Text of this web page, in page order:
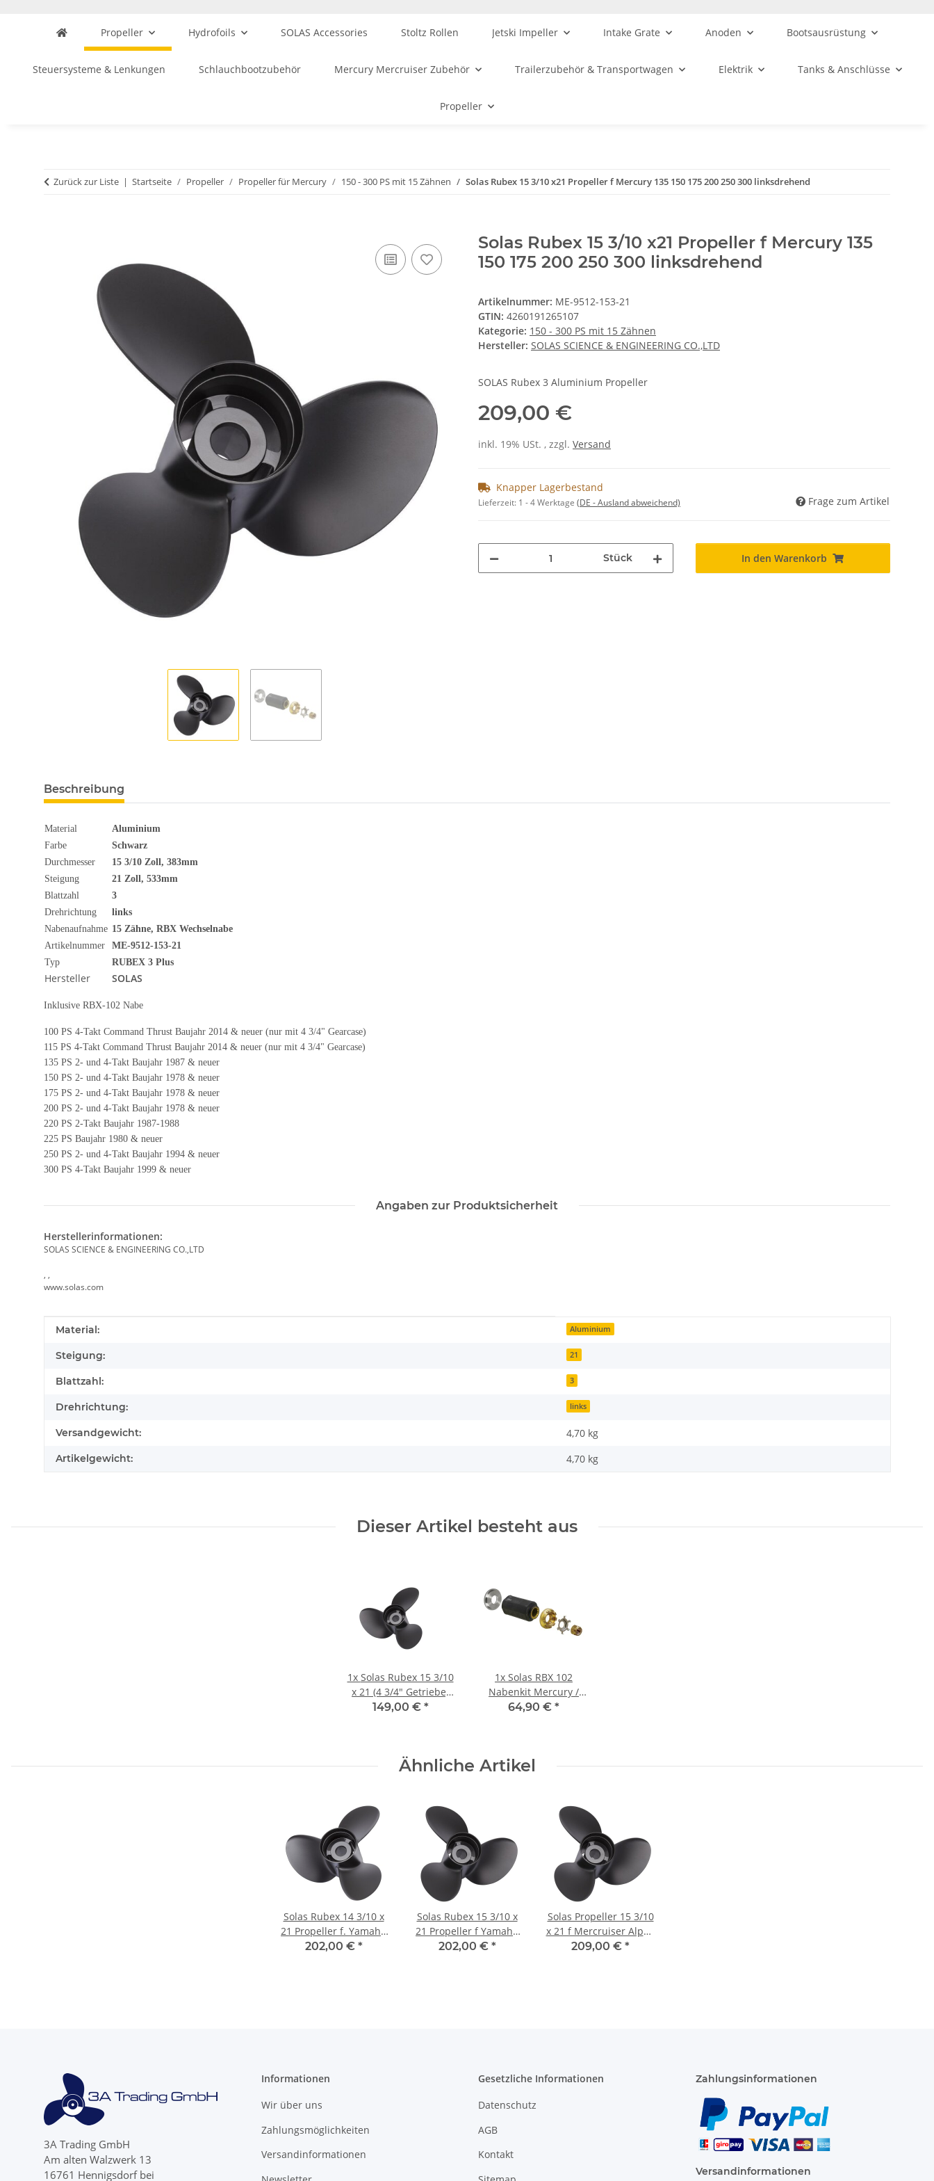
Propeller Hydrofoils SOLAS Accessories Stoltz Rollen Jetski Impeller Intake Grate Anoden Bootsausrüstung
Steuersysteme & Lenkungen Schlauchbootzubehör Mercury Mercruiser Zubehör Trailerzubehör & Transportwagen Elektrik Tanks & Anschlüsse
Propeller
Zurück zur Liste Startseite Propeller Propeller für Mercury 150 - 300 PS mit 15 Zähnen Solas Rubex 15 3/10 x21 Propeller f Mercury 135 150 175 200 250 300 linksdrehend
Solas Rubex 15 3/10 x21 Propeller f Mercury 135
150 175 200 250 300 linksdrehend
Artikelnummer: ME-9512-153-21
GTIN: 4260191265107
Kategorie: 150 - 300 PS mit 15 Zähnen
Hersteller: SOLAS SCIENCE & ENGINEERING CO.,LTD
SOLAS Rubex 3 Aluminium Propeller
209,00 €
inkl. 19% USt. , zzgl. Versand
Knapper Lagerbestand
Lieferzeit: 1 - 4 Werktage (DE - Ausland abweichend) Frage zum Artikel
Stück In den Warenkorb
Beschreibung
Material
Aluminium
Farbe
Schwarz
Durchmesser
15 3/10 Zoll, 383mm
Steigung
21 Zoll, 533mm
Blattzahl
3
Drehrichtung
links
Nabenaufnahme 15 Zähne, RBX Wechselnabe
Artikelnummer
ME-9512-153-21
Typ
RUBEX 3 Plus
Hersteller SOLAS
Inklusive RBX-102 Nabe
100 PS 4-Takt Command Thrust Baujahr 2014 & neuer (nur mit 4 3/4" Gearcase)
115 PS 4-Takt Command Thrust Baujahr 2014 & neuer (nur mit 4 3/4" Gearcase)
135 PS 2- und 4-Takt Baujahr 1987 & neuer
150 PS 2- und 4-Takt Baujahr 1978 & neuer
175 PS 2- und 4-Takt Baujahr 1978 & neuer
200 PS 2- und 4-Takt Baujahr 1978 & neuer
220 PS 2-Takt Baujahr 1987-1988
225 PS Baujahr 1980 & neuer
250 PS 2- und 4-Takt Baujahr 1994 & neuer
300 PS 4-Takt Baujahr 1999 & neuer
Angaben zur Produktsicherheit
Herstellerinformationen:
SOLAS SCIENCE & ENGINEERING CO.,LTD
, ,
www.solas.com
Produkteigenschaft
Wert
Material: Aluminium
Steigung: 21
Blattzahl: 3
Drehrichtung: links
Versandgewicht: 4,70 kg
Artikelgewicht: 4,70 kg
Dieser Artikel besteht aus
1x Solas Rubex 15 3/10
x 21 (4 3/4" Getriebe)
135-300 PS
149,00 € *
1x Solas RBX 102
Nabenkit Mercury /
Mercruiser 70-300 PS
64,90 € *
Ähnliche Artikel
Solas Rubex 14 3/10 x
21 Propeller f. Yamaha
150 200 250 225 300 PS
202,00 € *
Solas Rubex 15 3/10 x
21 Propeller f Yamaha
150 175 200 225 250
202,00 € *
Solas Propeller 15 3/10
x 21 f Mercruiser Alpha
One Bravo 1 15Zähne
209,00 € *
3A Trading GmbH
Am alten Walzwerk 13
16761 Hennigsdorf bei
Informationen
Wir über uns
Zahlungsmöglichkeiten
Versandinformationen
Gesetzliche Informationen
Datenschutz
AGB
Kontakt
Zahlungsinformationen
Versandinformationen